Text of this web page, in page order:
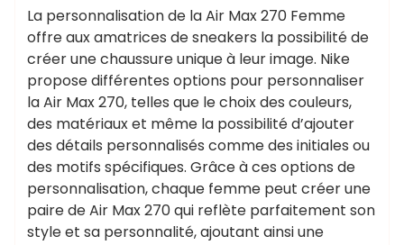
La personnalisation de la Air Max 270 Femme
offre aux amatrices de sneakers la possibilité de
créer une chaussure unique à leur image. Nike
propose différentes options pour personnaliser
la Air Max 270, telles que le choix des couleurs,
des matériaux et même la possibilité d’ajouter
des détails personnalisés comme des initiales ou
des motifs spécifiques. Grâce à ces options de
personnalisation, chaque femme peut créer une
paire de Air Max 270 qui reflète parfaitement son
style et sa personnalité, ajoutant ainsi une